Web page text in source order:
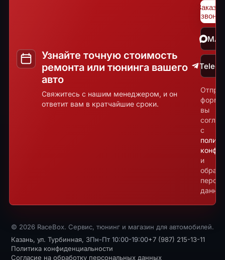
Узнайте точную стоимость
ремонта или тюнинга вашего
авто
Свяжитесь с нашим менеджером, и он
ответит вам в кратчайшие сроки.
звонок
форму,
вы
с
и
© 2026 RaceBox. Сервис, тюнинг и магазин для автомобилей.
Казань, ул. Турбинная, 3Пн-Пт 10:00-19:00+7 (987) 215-13-11
Политика конфиденциальности
Согласие на обработку персональных данных